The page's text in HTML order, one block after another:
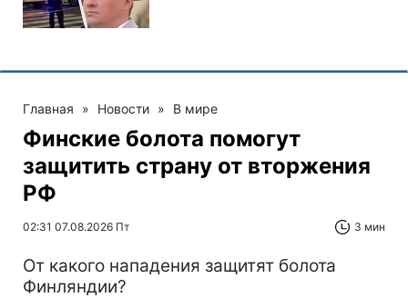
Главная » Новости » В мире
Финские болота помогут
защитить страну от вторжения
РФ
02:31 07.08.2026 Пт 3 мин
От какого нападения защитят болота
Финляндии?